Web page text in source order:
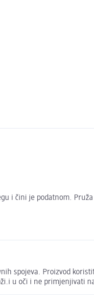
i čini je podatnom.
spojeva. Proizvod
u oči i ne primjenjivati